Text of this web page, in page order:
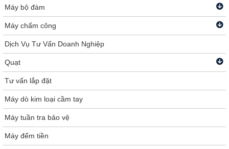
Máy bộ đàm
Máy chấm công
Dịch Vụ Tư Vấn Doanh Nghiệp
Quạt
Tư vấn lắp đặt
Máy dò kim loại cầm tay
Máy tuần tra bảo vệ
Máy đếm tiền